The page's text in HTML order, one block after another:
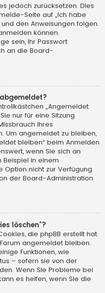
jedoch zurücksetzen. Dies
Seite auf „Ich habe
den Anweisungen folgen.
können.
sein, Ihr Passwort
an die Board-
„Angemeldet
nur für eine Sitzung
Ihres
Um angemeldet zu bleiben,
bleiben“ beim Anmelden
wenn Sie sich an
in einem
Option nicht zur Verfügung
der Board-Administration
löschen“?
die phpBB erstellt hat
angemeldet bleiben.
Funktionen, wie
– sofern sie von der
Wenn Sie Probleme bei
es helfen, wenn Sie die